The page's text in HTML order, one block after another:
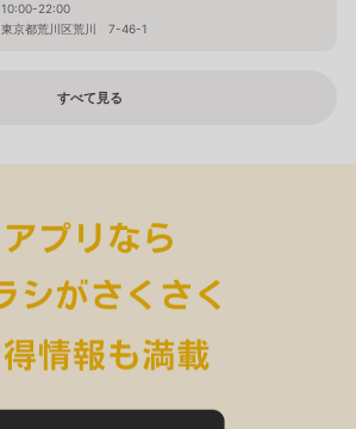
10:00-22:00
東京都荒川区荒川 7-46-1
すべて見る